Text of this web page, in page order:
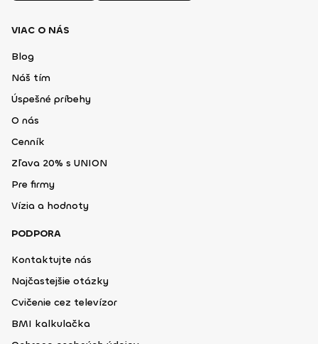
VIAC O NÁS
Blog
Náš tím
Úspešné príbehy
O nás
Cenník
Zľava 20% s UNION
Pre firmy
Vízia a hodnoty
PODPORA
Kontaktujte nás
Najčastejšie otázky
Cvičenie cez televízor
BMI kalkulačka